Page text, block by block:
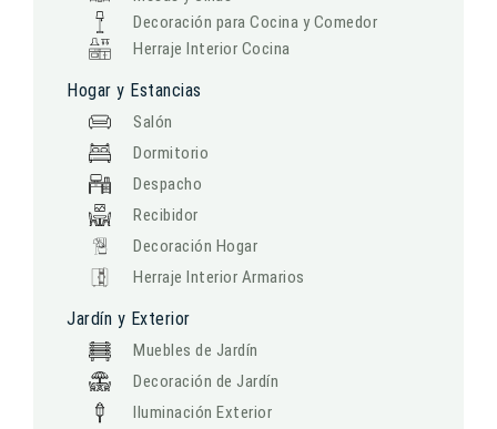
Decoración para Cocina y Comedor
Herraje Interior Cocina
Hogar y Estancias
Salón
Dormitorio
Despacho
Recibidor
Decoración Hogar
Herraje Interior Armarios
Jardín y Exterior
Muebles de Jardín
Decoración de Jardín
Iluminación Exterior